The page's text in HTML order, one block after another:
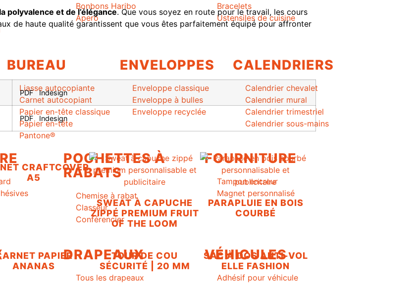
Bonbons Haribo
Apero
Bracelets
Ustensiles de cuisine
BUREAU
Liasse autocopiante
Carnet autocopiant
Papier en-tête classique
Papier en-tête
Pantone®
ENVELOPPES
Enveloppe classique
Enveloppe à bulles
Enveloppe recyclée
CALENDRIERS
Calendrier chevalet
Calendrier mural
Calendrier trimestriel
Calendrier sous-mains
POCHETTES À
RABATS
Chemise à rabat
Classeur
Conférencier
FOURNITURE
Tampon encreur
Magnet personnalisé
DRAPEAUX
Tous les drapeaux
VÉHICULES
Adhésif pour véhicule
polyvalence et de l’élégance. Que vous soyez en route pour le travail, les cours
de haute qualité garantissent que vous êtes parfaitement équipé pour affronter
PDFIndesign
PDF Indesign
CRAFTCOVER
A5
SWEAT À CAPUCHE
ZIPPÉ PREMIUM FRUIT
OF THE LOOM
PARAPLUIE EN BOIS
COURBÉ
PAPIER
ANANAS
TOUR DE COU
SÉCURITÉ | 20 MM
SAC À DOS ANTI-VOL
ELLE FASHION